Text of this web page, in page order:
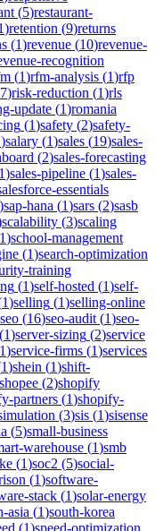
(5)restaurant-
)retention (9)returns
(1)revenue (10)revenue-
recognition
(1)rfm-analysis (1)rfp
7)risk-reduction (1)rls
update (1)romania
(1)safety (2)safety-
)salary (1)sales (19)sales-
(2)sales-forecasting
1)sales-pipeline (1)sales-
essentials
)sap-hana (1)sars (2)sasb
scalability (3)scaling
1)school-management
(1)search-optimization
training
(1)self-hosted (1)self-
1)selling (1)selling-online
seo (16)seo-audit (1)seo-
(1)server-sizing (2)service
1)service-firms (1)services
1)shein (1)shift-
shopee (2)shopify
partners (1)shopify-
(3)sis (1)sisense
(5)small-business
warehouse (1)smb
(1)soc2 (5)social-
(1)software-
stack (1)solar-energy
asia (1)south-korea
(1)speed-optimization